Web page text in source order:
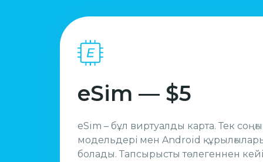
eSim — $5
eSim – бұл виртуалды карта. Тек
модельдері мен Android
болады. Тапсырысты төлегеннен